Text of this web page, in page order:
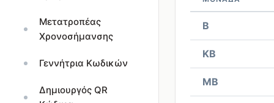
Μετατροπέας
Χρονοσήμανσης
Γεννήτρια Κωδικών
Δημιουργός QR
B
KB
MB